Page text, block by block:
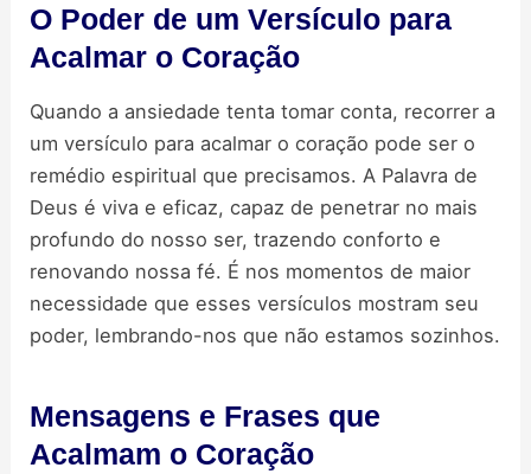
O Poder de um Versículo para
Acalmar o Coração
Quando a ansiedade tenta tomar conta, recorrer a
um versículo para acalmar o coração pode ser o
remédio espiritual que precisamos. A Palavra de
Deus é viva e eficaz, capaz de penetrar no mais
profundo do nosso ser, trazendo conforto e
renovando nossa fé. É nos momentos de maior
necessidade que esses versículos mostram seu
poder, lembrando-nos que não estamos sozinhos.
Mensagens e Frases que
Acalmam o Coração